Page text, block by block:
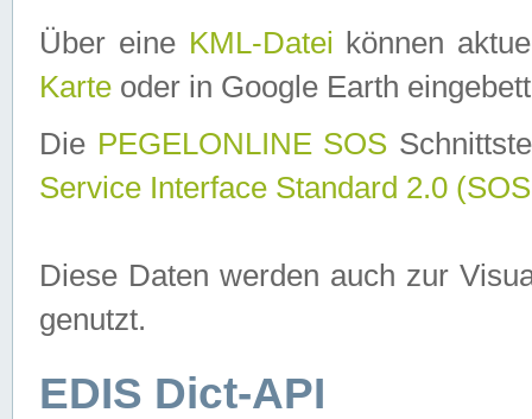
Über eine KML-Datei können
Karte oder in Google Earth
Die PEGELONLINE SOS
Service Interface Standard 2.0
Diese Daten werden auch zur
genutzt.
EDIS Dict-API